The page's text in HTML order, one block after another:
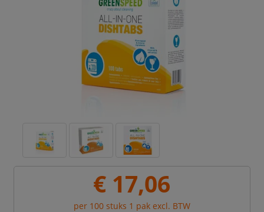
€ 17,06
per 100 stuks 1 pak excl. BTW